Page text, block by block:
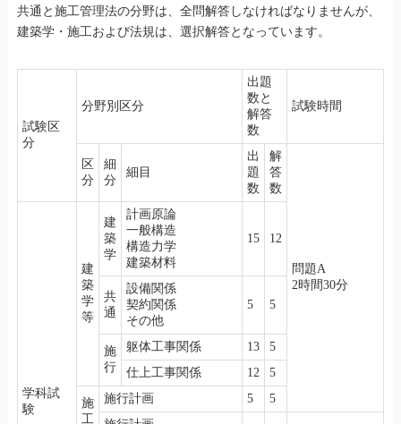
共通と施工管理法の分野は、全問解答しなければなりませんが、
建築学・施工および法規は、選択解答となっています。
試験区
分
分野別区分
出題
数と
解答
数
試験時間
区
分
細
分
細目
出
題
数
解
答
数
問題A
2時間30分
学科試
験
建
築
学
等
建
築
学
計画原論
一般構造
構造力学
建築材料
15 12
共
通
設備関係
契約関係
その他
5 5
施
行
躯体工事関係 13
5
仕上工事関係
12 5
施
工
施行計画 5
5